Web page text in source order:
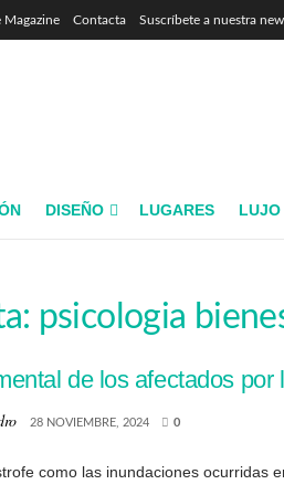
Magazine Contacta Suscríbete a nuestra
DISEÑO LUGARES LUJO
psicologia
de los afectados
28 NOVIEMBRE, 2024 0
como las inundaciones ocurridas